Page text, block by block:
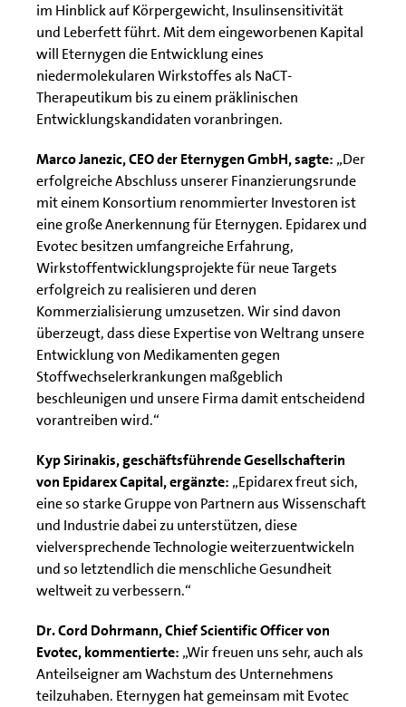
im Hinblick auf Körpergewicht, Insulinsensitivität
und Leberfett führt. Mit dem eingeworbenen Kapital
will Eternygen die Entwicklung eines
niedermolekularen Wirkstoffes als NaCT-
Therapeutikum bis zu einem präklinischen
Entwicklungskandidaten voranbringen.
Marco Janezic, CEO der Eternygen GmbH, sagte: „Der
erfolgreiche Abschluss unserer Finanzierungsrunde
mit einem Konsortium renommierter Investoren ist
eine große Anerkennung für Eternygen. Epidarex und
Evotec besitzen umfangreiche Erfahrung,
Wirkstoffentwicklungsprojekte für neue Targets
erfolgreich zu realisieren und deren
Kommerzialisierung umzusetzen. Wir sind davon
überzeugt, dass diese Expertise von Weltrang unsere
Entwicklung von Medikamenten gegen
Stoffwechselerkrankungen maßgeblich
beschleunigen und unsere Firma damit entscheidend
vorantreiben wird.“
Kyp Sirinakis, geschäftsführende Gesellschafterin
von Epidarex Capital, ergänzte: „Epidarex freut sich,
eine so starke Gruppe von Partnern aus Wissenschaft
und Industrie dabei zu unterstützen, diese
vielversprechende Technologie weiterzuentwickeln
und so letztendlich die menschliche Gesundheit
weltweit zu verbessern.“
Dr. Cord Dohrmann, Chief Scientific Officer von
Evotec, kommentierte: „Wir freuen uns sehr, auch als
Anteilseigner am Wachstum des Unternehmens
teilzuhaben. Eternygen hat gemeinsam mit Evotec